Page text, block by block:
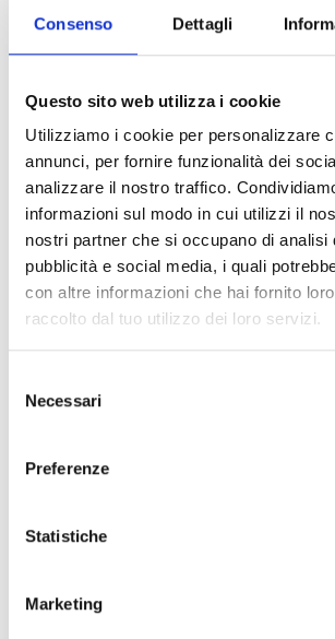
Consenso Dettagli
Questo sito web utilizza i cookie
Utilizziamo i cookie per personalizzare
annunci, per fornire funzionalità dei
analizzare il nostro traffico.
informazioni sul modo in cui utilizzi il
nostri partner che si occupano di analisi
pubblicità e social media, i quali
con altre informazioni che hai fornito
raccolto dal tuo utilizzo dei loro servizi.
delNecessari
Preferenze
Statistiche
Marketing
Milano
Via Manzoni, 19 - 20121 Milano, Italia
SCOPRI